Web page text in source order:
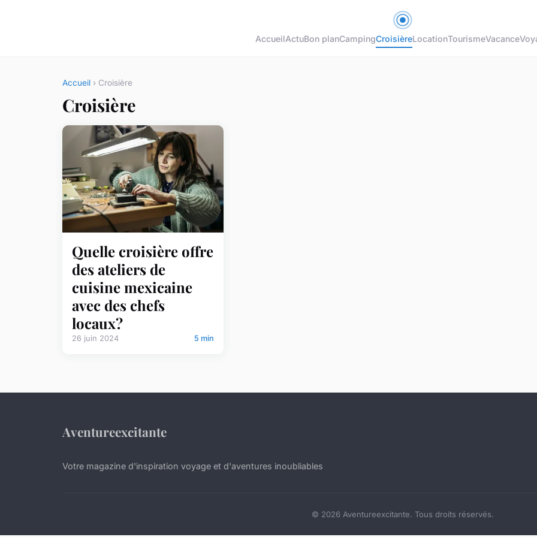
AccueilActuBon planCampingCroisièreLocationTourismeVacance
Accueil › Croisière
Croisière
Quelle croisière offre
des ateliers de
cuisine mexicaine
avec des chefs
locaux?
26 juin 2024 5 min
Aventureexcitante
Votre magazine d'inspiration voyage et d'aventures inoubliables
© 2026 Aventureexcitante. Tous droits réservés.